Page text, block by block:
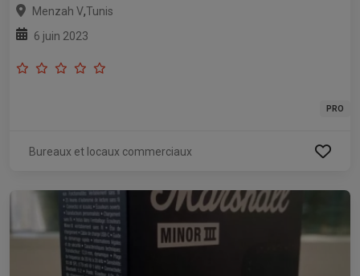
Menzah V,Tunis
6 juin 2023
PRO
Bureaux et locaux commerciaux